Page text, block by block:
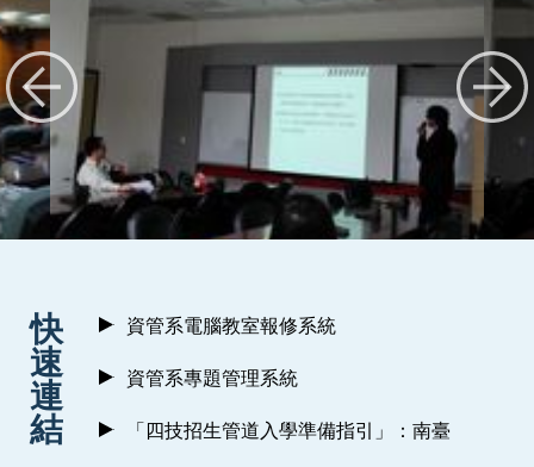
快
速
連
結
資管系電腦教室報修系統
資管系專題管理系統
「四技招生管道入學準備指引」：南臺